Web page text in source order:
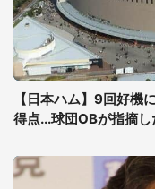
【日本ハム】9回好機
得点...球団OBが指摘し